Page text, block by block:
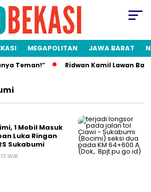
MEGAPOLITAN JAWA BARAT
Teman!” Ridwan Kamil Lawan
1 Mobil Masuk
Luka Ringan
Sukabumi
WIB